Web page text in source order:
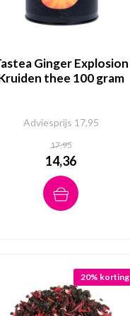
Ginger Explosion
thee 100 gram
Adviesprijs 17,95
17,95
14,36
20% korting